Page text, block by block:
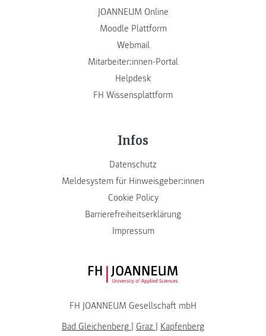
JOANNEUM Online
Moodle Plattform
Webmail
Mitarbeiter:innen-Portal
Helpdesk
FH Wissensplattform
Infos
Datenschutz
Meldesystem für Hinweisgeber:innen
Cookie Policy
Barrierefreiheitserklärung
Impressum
FH JOANNEUM Logo
FH JOANNEUM Gesellschaft mbH
Bad Gleichenberg
Graz
Kapfenberg